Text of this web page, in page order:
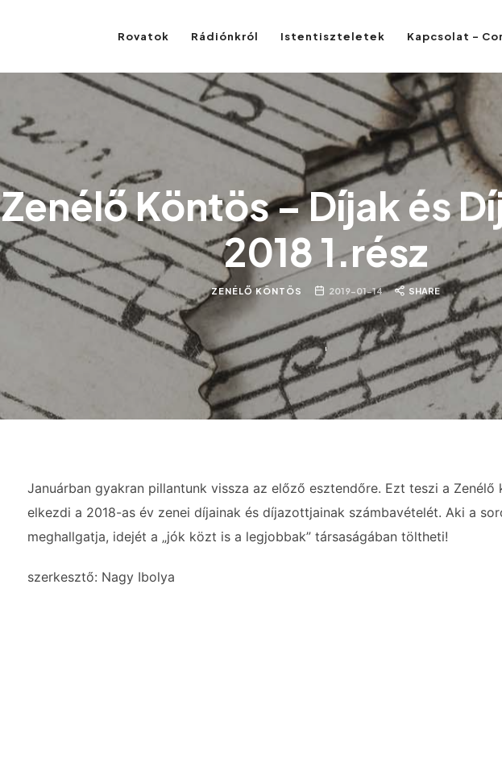
Rovatok Rádiónkról Istentiszteletek Kapcsolat –
Zenélő Köntös – Díjak és
2018 1.rész
ZENÉLŐ KÖNTÖS 2019-01-14 SHARE
Januárban gyakran pillantunk vissza az előző esztendőre. Ezt teszi a Zenélő
elkezdi a 2018-as év zenei díjainak és díjazottjainak számbavételét. Aki a
meghallgatja, idejét a „jók közt is a legjobbak” társaságában töltheti!
szerkesztő: Nagy Ibolya